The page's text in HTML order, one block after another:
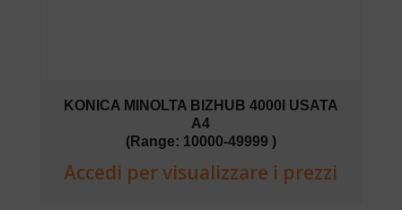
KONICA MINOLTA BIZHUB 4000I USATA
A4
(Range: 10000-49999 )
Accedi per visualizzare i prezzi